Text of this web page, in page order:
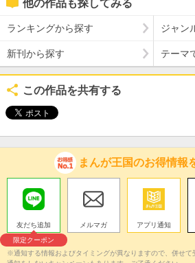
他の作品も探してみる
ランキングから探す ジャン
新刊から探す テーマ
この作品を共有する
まんが王国のお得情報
友だち追加
限定クーポン
メルマガ アプリ通知
※通知する情報およびタイミングが異なりますので、併せ